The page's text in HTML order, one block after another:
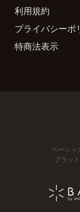
利用規約
プライバシーポ
特商法表示
ベーシッ
プラッ